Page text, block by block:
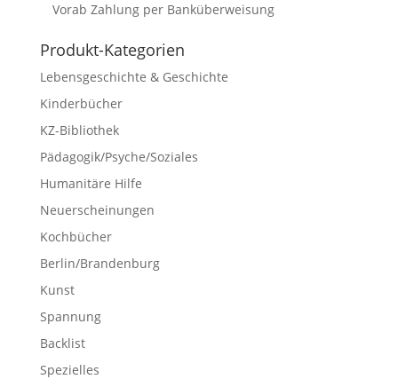
Vorab Zahlung per Banküberweisung
Produkt-Kategorien
Lebensgeschichte & Geschichte
Kinderbücher
KZ-Bibliothek
Pädagogik/Psyche/Soziales
Humanitäre Hilfe
Neuerscheinungen
Kochbücher
Berlin/Brandenburg
Kunst
Spannung
Backlist
Spezielles